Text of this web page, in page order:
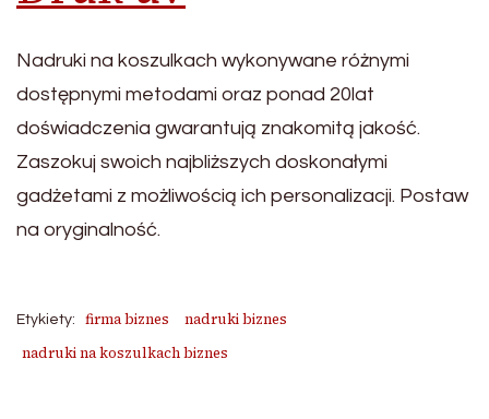
Nadruki na koszulkach wykonywane różnymi
dostępnymi metodami oraz ponad 20lat
doświadczenia gwarantują znakomitą jakość.
Zaszokuj swoich najbliższych doskonałymi
gadżetami z możliwością ich personalizacji. Postaw
na oryginalność.
Etykiety: firma biznes
nadruki biznes
nadruki na koszulkach biznes